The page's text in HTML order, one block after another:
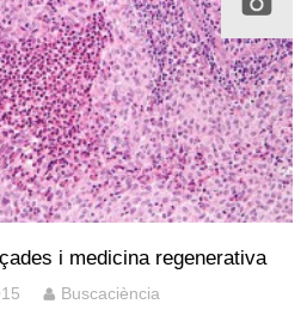
i medicina regenerativa
Buscaciència